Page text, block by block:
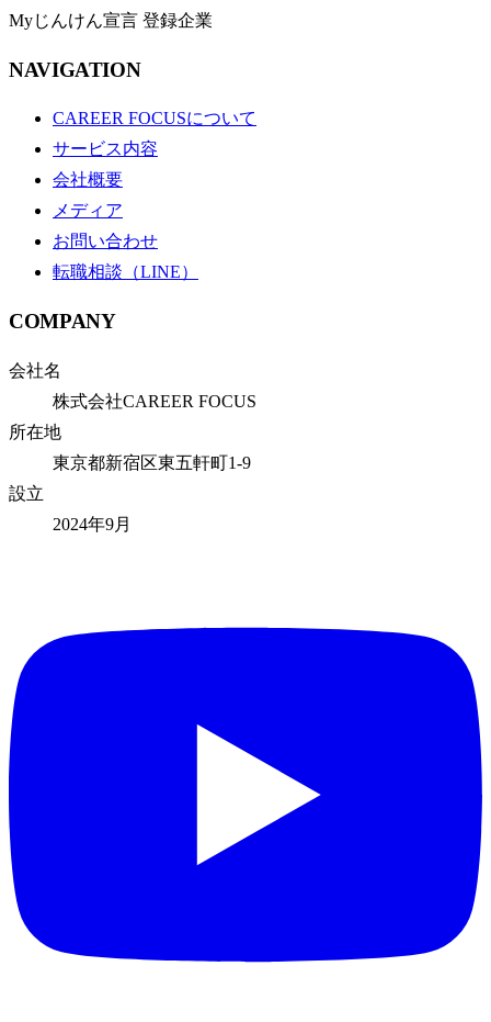
Myじんけん宣言 登録企業
NAVIGATION
CAREER FOCUSについて
サービス内容
会社概要
メディア
お問い合わせ
転職相談（LINE）
COMPANY
会社名
株式会社CAREER FOCUS
所在地
東京都新宿区東五軒町1-9
設立
2024年9月